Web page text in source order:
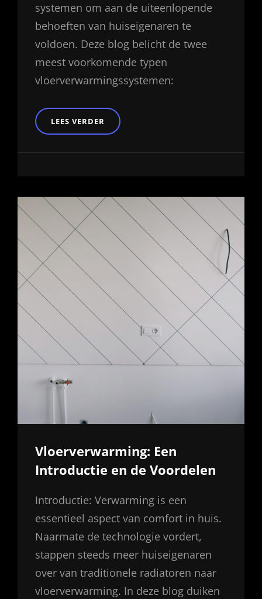
systemen om aan de uiteenlopende
behoeften van huiseigenaren te
voldoen. Deze blog belicht de twee
meest voorkomende typen
vloerverwarmingssystemen:
LEES VERDER
DIEPGANG
Vloerverwarming: Een
Introductie en de Voordelen
Introductie: Verwarming is een
essentieel aspect van comfort in huis.
Naarmate de technologie vordert,
stappen steeds meer huiseigenaren
over van traditionele radiatoren naar
vloerverwarming. In deze blog duiken